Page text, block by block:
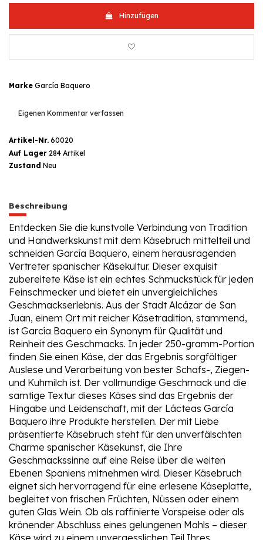
Hinzufügen
Marke García Baquero
Eigenen Kommentar verfassen
Artikel-Nr. 60020
Auf Lager 284 Artikel
Zustand Neu
Beschreibung
Entdecken Sie die kunstvolle Verbindung von Tradition
und Handwerkskunst mit dem Käsebruch mittelteil und
schneiden García Baquero, einem herausragenden
Vertreter spanischer Käsekultur. Dieser exquisit
zubereitete Käse ist ein echtes Schmuckstück für jeden
Feinschmecker und bietet ein unvergleichliches
Geschmackserlebnis. Aus der Stadt Alcázar de San
Juan, einem Ort mit reicher Käsetradition, stammend,
ist García Baquero ein Synonym für Qualität und
Reinheit des Geschmacks. In jeder 250-gramm-Portion
finden Sie einen Käse, der das Ergebnis sorgfältiger
Auslese und Verarbeitung von bester Schafs-, Ziegen-
und Kuhmilch ist. Der vollmundige Geschmack und die
samtige Textur dieses Käses sind das Ergebnis der
Hingabe und Leidenschaft, mit der Lácteas García
Baquero ihre Produkte herstellen. Der mit Liebe
präsentierte Käsebruch steht für den unverfälschten
Charme spanischer Käsekunst, die Ihre
Geschmackssinne auf eine Reise über die weiten
Ebenen Spaniens mitnehmen wird. Dieser Käsebruch
eignet sich hervorragend für eine erlesene Käseplatte,
begleitet von frischen Früchten, Nüssen oder einem
guten Glas Wein. Ob als raffinierte Vorspeise oder als
krönender Abschluss eines gelungenen Mahls – dieser